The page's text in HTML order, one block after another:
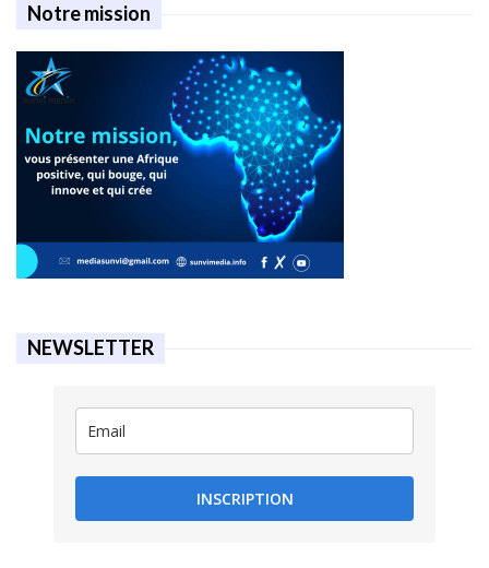
Notre mission
NEWSLETTER
INSCRIPTION